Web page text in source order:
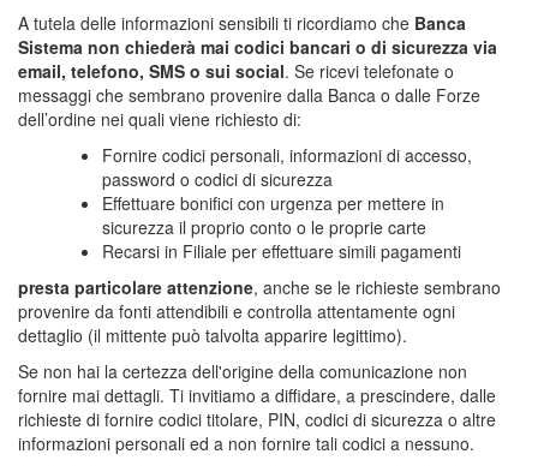
A tutela delle informazioni sensibili ti ricordiamo che Banca
Sistema non chiederà mai codici bancari o di sicurezza via
email, telefono, SMS o sui social. Se ricevi telefonate o
messaggi che sembrano provenire dalla Banca o dalle Forze
dell’ordine nei quali viene richiesto di:
Fornire codici personali, informazioni di accesso,
password o codici di sicurezza
Effettuare bonifici con urgenza per mettere in
sicurezza il proprio conto o le proprie carte
Recarsi in Filiale per effettuare simili pagamenti
presta particolare attenzione, anche se le richieste sembrano
provenire da fonti attendibili e controlla attentamente ogni
dettaglio (il mittente può talvolta apparire legittimo).
Se non hai la certezza dell'origine della comunicazione non
fornire mai dettagli. Ti invitiamo a diffidare, a prescindere, dalle
richieste di fornire codici titolare, PIN, codici di sicurezza o altre
informazioni personali ed a non fornire tali codici a nessuno.